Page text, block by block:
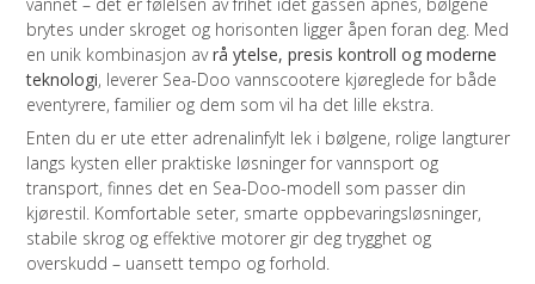
vannet – det er følelsen av frihet idet gassen åpnes, bølgene
brytes under skroget og horisonten ligger åpen foran deg. Med
en unik kombinasjon avrå ytelse, presis kontroll og moderne
teknologi, leverer Sea-Doo vannscootere kjøreglede for både
eventyrere, familier og dem som vil ha det lille ekstra.
Enten du er ute etter adrenalinfylt lek i bølgene, rolige langturer
langs kysten eller praktiske løsninger for vannsport og
transport, finnes det en Sea-Doo-modell som passer din
kjørestil. Komfortable seter, smarte oppbevaringsløsninger,
stabile skrog og effektive motorer gir deg trygghet og
overskudd – uansett tempo og forhold.